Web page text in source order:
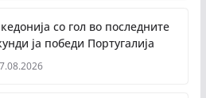
со гол во последните
ја победи Португалија